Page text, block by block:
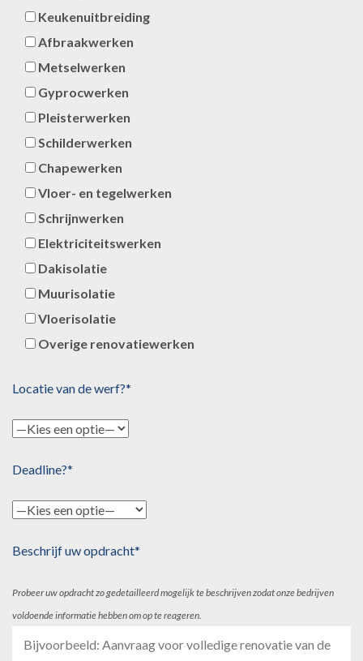
Keukenuitbreiding
Afbraakwerken
Metselwerken
Gyprocwerken
Pleisterwerken
Schilderwerken
Chapewerken
Vloer- en tegelwerken
Schrijnwerken
Elektriciteitswerken
Dakisolatie
Muurisolatie
Vloerisolatie
Overige renovatiewerken
Locatie van de werf?*
Deadline?*
Beschrijf uw opdracht*
Probeer uw opdracht zo gedetailleerd mogelijk te beschrijven zodat onze bedrijven
voldoende informatie hebben om op te reageren.